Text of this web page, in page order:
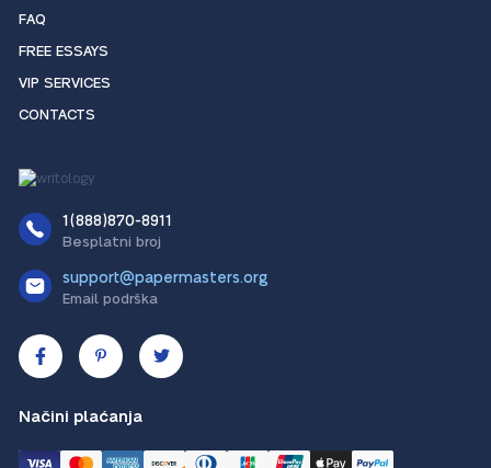
FAQ
FREE ESSAYS
VIP SERVICES
CONTACTS
1(888)870-8911
Besplatni broj
support@papermasters.org
Email podrška
Načini plaćanja